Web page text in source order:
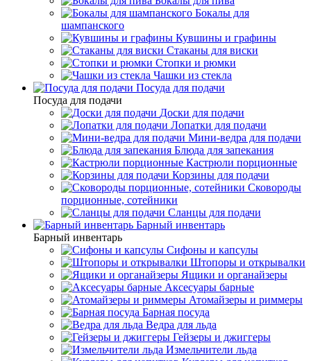
Бокалы для
шампанского
Кувшины и графины
Стаканы для виски
Стопки и рюмки
Чашки из стекла
Посуда для подачи
Посуда для подачи
Доски для подачи
Лопатки для подачи
Мини-ведра для подачи
Блюда для запекания
Кастрюли порционные
Корзины для подачи
Сковороды
порционные, сотейники
Сланцы для подачи
Барный инвентарь
Барный инвентарь
Сифоны и капсулы
Штопоры и открывалки
Ящики и органайзеры
Аксесуары барные
Атомайзеры и риммеры
Барная посуда
Ведра для льда
Гейзеры и джиггеры
Измельчители льда